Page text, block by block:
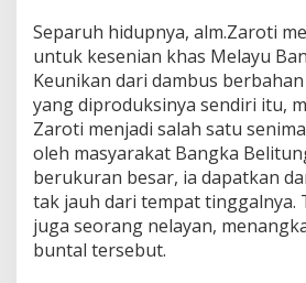
Separuh hidupnya, alm.Zaroti
untuk kesenian khas Melayu
Keunikan dari dambus
yang diproduksinya sendiri itu,
Zaroti menjadi salah satu
oleh masyarakat Bangka
berukuran besar, ia dapatkan
tak jauh dari tempat tinggalnya.
juga seorang nelayan,
buntal tersebut.